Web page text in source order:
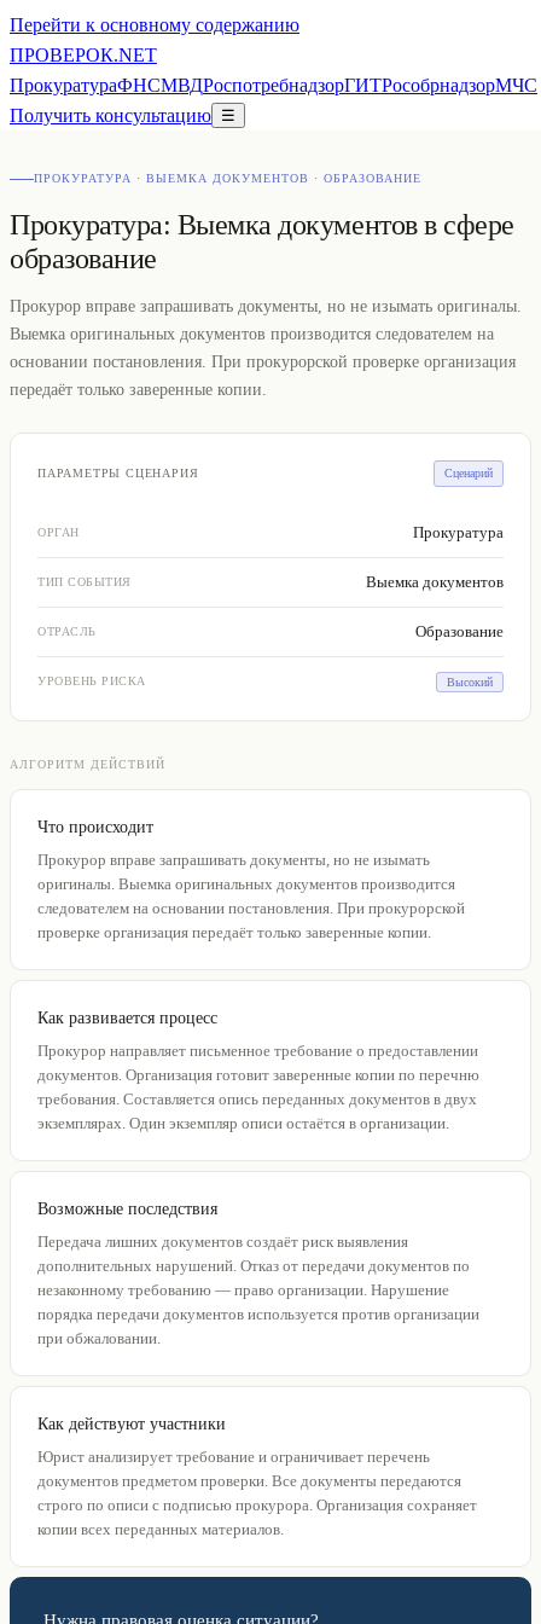
Перейти к основному содержанию
ПРОВЕРОК.NET
ПрокуратураФНСМВДРоспотребнадзорГИТРособрнадзорМЧС
Получить консультацию ☰
ПРОКУРАТУРА · ВЫЕМКА ДОКУМЕНТОВ · ОБРАЗОВАНИЕ
Прокуратура: Выемка документов в сфере
образование
Прокурор вправе запрашивать документы, но не изымать оригиналы.
Выемка оригинальных документов производится следователем на
основании постановления. При прокурорской проверке организация
передаёт только заверенные копии.
ПАРАМЕТРЫ СЦЕНАРИЯ Сценарий
ОРГАН Прокуратура
ТИП СОБЫТИЯ Выемка документов
ОТРАСЛЬ Образование
УРОВЕНЬ РИСКА Высокий
АЛГОРИТМ ДЕЙСТВИЙ
Что происходит
Прокурор вправе запрашивать документы, но не изымать
оригиналы. Выемка оригинальных документов производится
следователем на основании постановления. При прокурорской
проверке организация передаёт только заверенные копии.
Как развивается процесс
Прокурор направляет письменное требование о предоставлении
документов. Организация готовит заверенные копии по перечню
требования. Составляется опись переданных документов в двух
экземплярах. Один экземпляр описи остаётся в организации.
Возможные последствия
Передача лишних документов создаёт риск выявления
дополнительных нарушений. Отказ от передачи документов по
незаконному требованию — право организации. Нарушение
порядка передачи документов используется против организации
при обжаловании.
Как действуют участники
Юрист анализирует требование и ограничивает перечень
документов предметом проверки. Все документы передаются
строго по описи с подписью прокурора. Организация сохраняет
копии всех переданных материалов.